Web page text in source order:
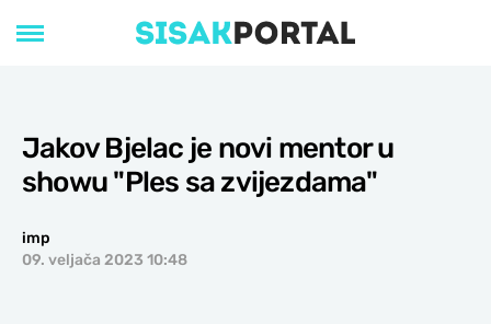
Jakov Bjelac je novi mentor u
showu "Ples sa zvijezdama"
imp
09. veljača 2023 10:48